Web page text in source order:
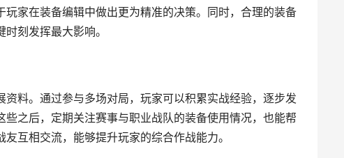
家在装备编辑中做出更为精准的决策。同时，合理的装备
刻发挥最大影响。
料。通过参与多场对局，玩家可以积累实战经验，逐步发
之后，定期关注赛事与职业战队的装备使用情况，也能帮
互相交流，能够提升玩家的综合作战能力。